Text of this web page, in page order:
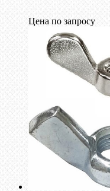
Цена по запросу